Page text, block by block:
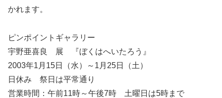
かれます。
ピンポイントギャラリー
宇野亜喜良 展 『ぼくはへいたろう』
2003年1月15日（水）～1月25日（土）
日休み 祭日は平常通り
営業時間：午前11時～午後7時 土曜日は5時まで